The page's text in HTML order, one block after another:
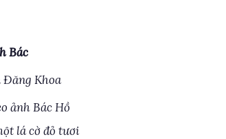
Bác
Khoa
ảnh Bác Hồ
lá cờ đỏ tươi